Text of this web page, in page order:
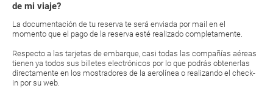
de mi viaje?
La documentación de tu reserva te será enviada por mail en el
momento que el pago de la reserva esté realizado completamente.
Respecto a las tarjetas de embarque, casi todas las compañías aéreas
tienen ya todos sus billetes electrónicos por lo que podrás obtenerlas
directamente en los mostradores de la aerolínea o realizando el check-
in por su web.